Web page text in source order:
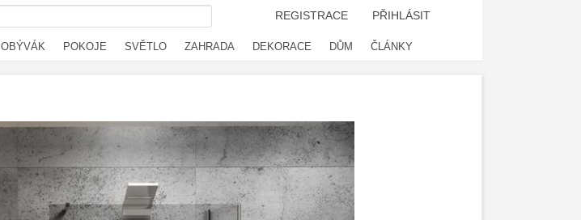
REGISTRACE PŘIHLÁSIT
OBÝVÁK POKOJE SVĚTLO ZAHRADA DEKORACE DŮM ČLÁNKY